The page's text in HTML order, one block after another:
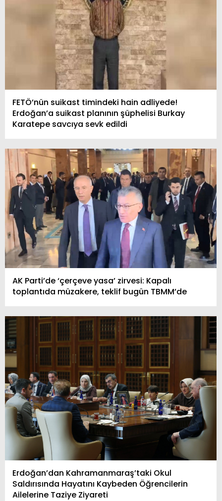
FETÖ’nün suikast timindeki hain adliyede!
Erdoğan’a suikast planının şüphelisi Burkay
Karatepe savcıya sevk edildi
AK Parti’de ‘çerçeve yasa’ zirvesi: Kapalı
toplantıda müzakere, teklif bugün TBMM’de
Erdoğan’dan Kahramanmaraş’taki Okul
Saldırısında Hayatını Kaybeden Öğrencilerin
Ailelerine Taziye Ziyareti